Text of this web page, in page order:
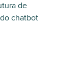
de
chatbot